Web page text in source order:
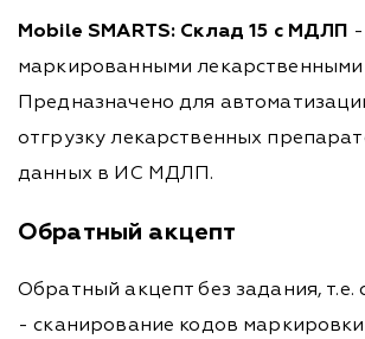
Mobile SMARTS: Склад 15 с МДЛП
маркированными
Предназначено для
отгрузку лекарственных
данных в ИС МДЛП.
Обратный акцепт
Обратный акцепт без задания,
- сканирование кодов